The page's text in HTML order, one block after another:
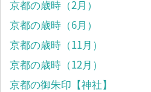
京都の歳時（2月）
京都の歳時（6月）
京都の歳時（11月）
京都の歳時（12月）
京都の御朱印【神社】